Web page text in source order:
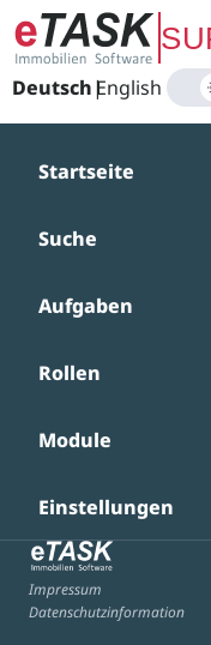
Zum Hauptinhalt
Deutsch|
English
Startseite
Suche
Aufgaben
Rollen
Module
Einstellungen
Impressum
Datenschutzinformation